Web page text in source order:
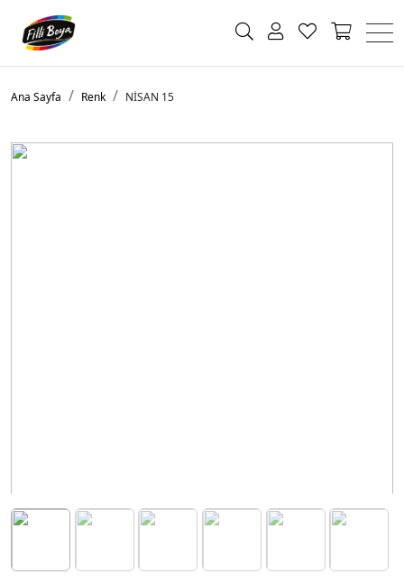
Ana Sayfa Renk NİSAN 15